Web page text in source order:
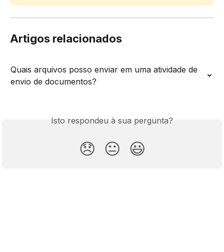
Artigos relacionados
Quais arquivos posso enviar em uma atividade de
envio de documentos?
Isto respondeu à sua pergunta?
😞 😐 😃